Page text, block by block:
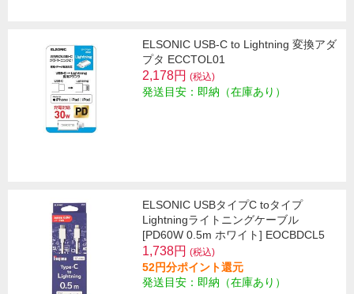
ELSONIC USB-C to Lightning 変換アダ
プタ ECCTOL01
2,178円 (税込)
発送目安：即納（在庫あり）
ELSONIC USBタイプC toタイプ
Lightningライトニングケーブル
[PD60W 0.5m ホワイト] EOCBDCL5
1,738円 (税込)
52円分ポイント還元
発送目安：即納（在庫あり）